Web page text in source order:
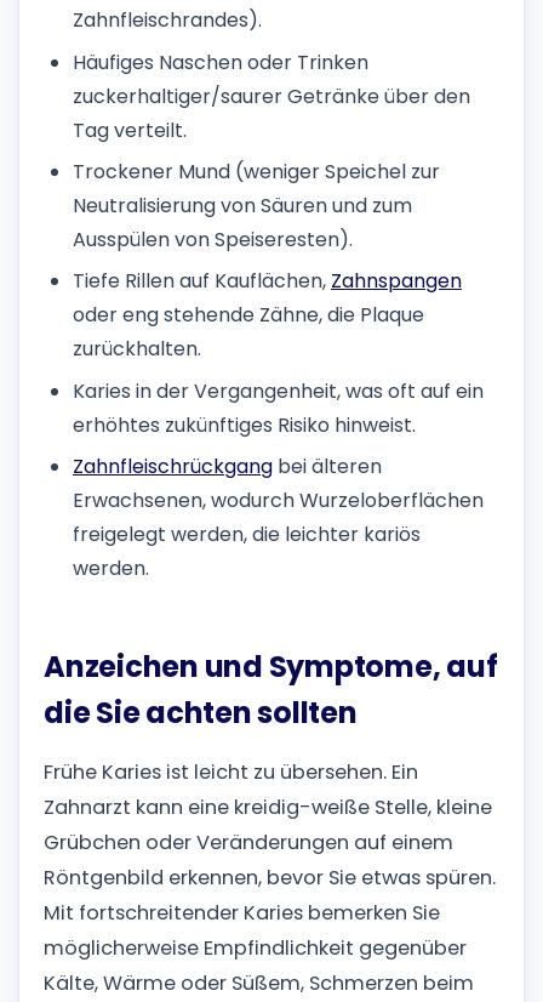
Zahnfleischrandes).
Häufiges Naschen oder Trinken
zuckerhaltiger/saurer Getränke über den
Tag verteilt.
Trockener Mund (weniger Speichel zur
Neutralisierung von Säuren und zum
Ausspülen von Speiseresten).
Tiefe Rillen auf Kauflächen, Zahnspangen
oder eng stehende Zähne, die Plaque
zurückhalten.
Karies in der Vergangenheit, was oft auf ein
erhöhtes zukünftiges Risiko hinweist.
Zahnfleischrückgang bei älteren
Erwachsenen, wodurch Wurzeloberflächen
freigelegt werden, die leichter kariös
werden.
Anzeichen und Symptome, auf
die Sie achten sollten
Frühe Karies ist leicht zu übersehen. Ein
Zahnarzt kann eine kreidig-weiße Stelle, kleine
Grübchen oder Veränderungen auf einem
Röntgenbild erkennen, bevor Sie etwas spüren.
Mit fortschreitender Karies bemerken Sie
möglicherweise Empfindlichkeit gegenüber
Kälte, Wärme oder Süßem, Schmerzen beim